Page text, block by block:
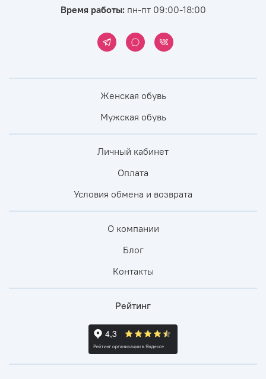
Время работы:пн-пт 09:00-18:00
Женская обувь
Мужская обувь
Личный кабинет
Оплата
Условия обмена и возврата
О компании
Блог
Контакты
Рейтинг